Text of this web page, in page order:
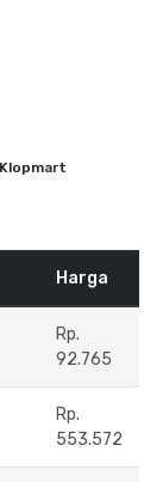
Harga
Rp.
92.765
Rp.
553.572